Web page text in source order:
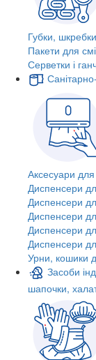
Губки, шкребки
Пакети для
Серветки і
Аксесуари для
Диспенсери
Диспенсери
Диспенсери
Диспенсери
Диспенсери
Урни, кошики
Засоби
шапочки,